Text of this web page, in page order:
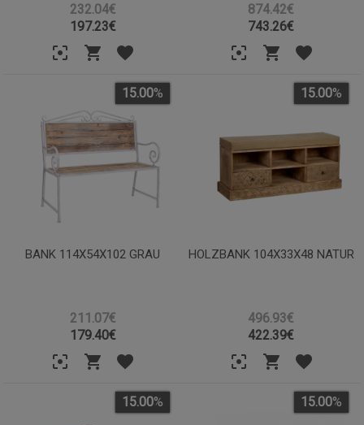
232.04€
197.23€
874.42€
743.26€
BANK 114X54X102 GRAU
211.07€
15.00%
179.40€
HOLZBANK 104X33X48 NATUR
496.93€
15.00%
422.39€
15.00% 15.00%